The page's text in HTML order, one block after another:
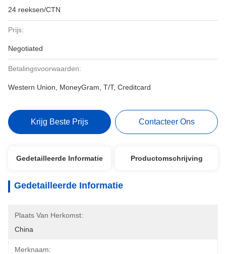
24 reeksen/CTN
Prijs:
Negotiated
Betalingsvoorwaarden:
Western Union, MoneyGram, T/T, Creditcard
Krijg Beste Prijs Contacteer Ons
Gedetailleerde Informatie Productomschrijving
Gedetailleerde Informatie
Plaats Van Herkomst:
China
Merknaam: